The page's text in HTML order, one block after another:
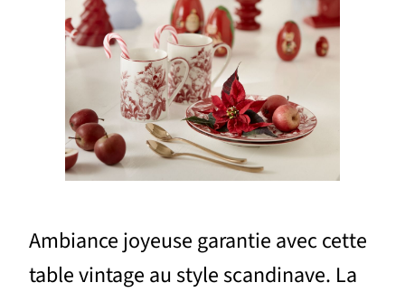
Ambiance joyeuse garantie avec cette
table vintage au style scandinave. La